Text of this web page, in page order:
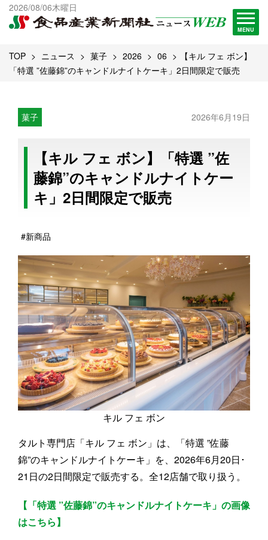
2026/08/06木曜日
MENU
出版物一覧へ
試読・購読申し込み
TOP ニュース 菓子 2026 06
【キル フェ ボン】
「特選 ”佐藤錦”のキャンドルナイトケーキ」2日間限定で販売
菓子 2026年6月19日
【キル フェ ボン】「特選 ”佐
藤錦”のキャンドルナイトケー
キ」2日間限定で販売
#新商品
キル フェ ボン
タルト専門店「キル フェ ボン」は、「特選 ”佐藤
錦”のキャンドルナイトケーキ」を、2026年6月20日･
21日の2日間限定で販売する。全12店舗で取り扱う。
【「特選 ”佐藤錦”のキャンドルナイトケーキ」の画像
はこちら】